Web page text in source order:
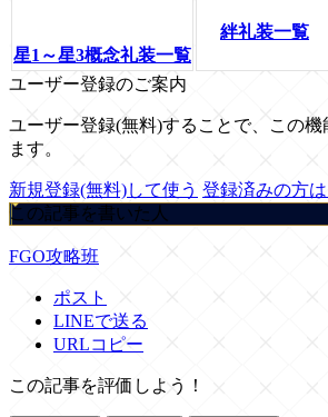
星1～星3概念礼装一覧
絆礼装一覧
ユーザー登録のご案内
ユーザー登録(無料)することで、この機
ます。
新規登録(無料)して使う 登録済みの方
この記事を書いた人
FGO攻略班
ポスト
LINEで送る
URLコピー
この記事を評価しよう！